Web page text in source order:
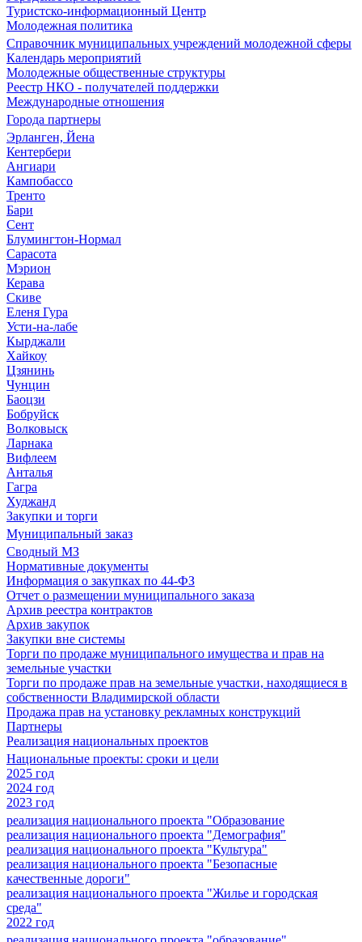
Туристско-информационный Центр
Молодежная политика
Справочник муниципальных учреждений молодежной сферы
Календарь мероприятий
Молодежные общественные структуры
Реестр НКО - получателей поддержки
Международные отношения
Города партнеры
Эрланген, Йена
Кентербери
Ангиари
Кампобассо
Тренто
Бари
Сент
Блумингтон-Нормал
Сарасота
Мэрион
Керава
Скиве
Еленя Гура
Усти-на-лабе
Кырджали
Хайкоу
Цзянинь
Чунцин
Баоцзи
Бобруйск
Волковыск
Ларнака
Вифлеем
Анталья
Гагра
Худжанд
Закупки и торги
Муниципальный заказ
Сводный МЗ
Нормативные документы
Информация о закупках по 44-ФЗ
Отчет о размещении муниципального заказа
Архив реестра контрактов
Архив закупок
Закупки вне системы
Торги по продаже муниципального имущества и прав на
земельные участки
Торги по продаже прав на земельные участки, находящиеся в
собственности Владимирской области
Продажа прав на установку рекламных конструкций
Партнеры
Реализация национальных проектов
Национальные проекты: сроки и цели
2025 год
2024 год
2023 год
реализация национального проекта "Образование
реализация национального проекта "Демография"
реализация национального проекта "Культура"
реализация национального проекта "Безопасные
качественные дороги"
реализация национального проекта "Жилье и городская
среда"
2022 год